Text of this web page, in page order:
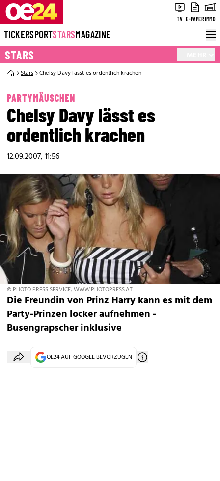
TV E-PAPERIMMO
TICKERSPORTSTARSMAGAZINE
STARS
Stars Chelsy Davy lässt es ordentlich krachen
PARTYMÄUSCHEN
Chelsy Davy lässt es
ordentlich krachen
12.09.2007, 11:56
© PHOTO PRESS SERVICE, WWW.PHOTOPRESS.AT
Die Freundin von Prinz Harry kann es mit dem
Party-Prinzen locker aufnehmen -
Busengrapscher inklusive
OE24 AUF GOOGLE BEVORZUGEN